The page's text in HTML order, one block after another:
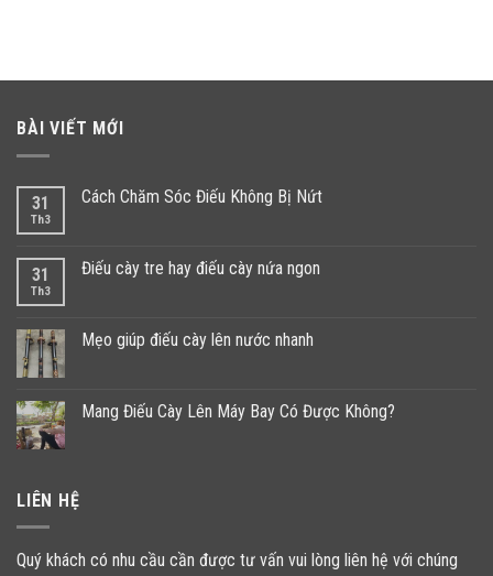
BÀI VIẾT MỚI
31
Th3
Cách Chăm Sóc Điếu Không Bị Nứt
31
Th3
Điếu cày tre hay điếu cày nứa ngon
Mẹo giúp điếu cày lên nước nhanh
Mang Điếu Cày Lên Máy Bay Có Được Không?
LIÊN HỆ
Quý khách có nhu cầu cần được tư vấn vui lòng liên hệ với chúng